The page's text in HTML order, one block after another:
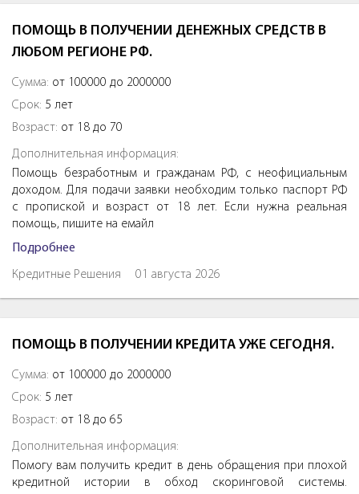
ПОМОЩЬ В ПОЛУЧЕНИИ ДЕНЕЖНЫХ СРЕДСТВ В
ЛЮБОМ РЕГИОНЕ РФ.
Сумма: от 100000 до 2000000
Срок: 5 лет
Возраст: от 18 до 70
Дополнительная информация:
Помощь безработным и гражданам РФ, с неофициальным
доходом. Для подачи заявки необходим только паспорт РФ
с пропиской и возраст от 18 лет. Если нужна реальная
помощь, пишите на емайл
Подробнее
Кредитные Решения 01 августа 2026
ПОМОЩЬ В ПОЛУЧЕНИИ КРЕДИТА УЖЕ СЕГОДНЯ.
Сумма: от 100000 до 2000000
Срок: 5 лет
Возраст: от 18 до 65
Дополнительная информация:
Помогу вам получить кредит в день обращения при плохой
кредитной истории в обход скоринговой системы.